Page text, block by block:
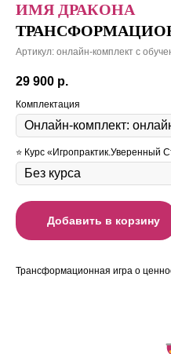
ИМЯ ДРАКОНА
Артикул: онлайн-комплект с
29 900 р.
Комплектация
⭐️ Курс «Игропрактик.Уверенный
Добавить в корзину
Трансформационная игра о